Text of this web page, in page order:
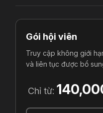
Gói hội viên
Truy cập không giới
và liên tục được bổ
Chỉ từ: